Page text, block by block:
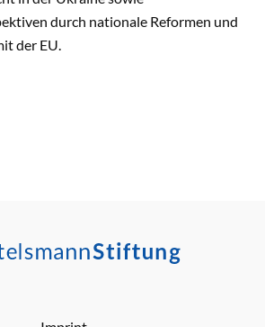
durch nationale Reformen und
der EU.